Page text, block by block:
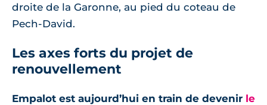
droite de la Garonne, au pied du coteau de
Pech-David.
Les axes forts du projet de
renouvellement
Empalot est aujourd’hui en train de devenir le